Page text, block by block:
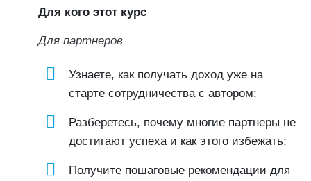
Для кого этот курс
Для партнеров
Узнаете, как получать доход уже на
старте сотрудничества с автором;
Разберетесь, почему многие партнеры не
достигают успеха и как этого избежать;
Получите пошаговые рекомендации для